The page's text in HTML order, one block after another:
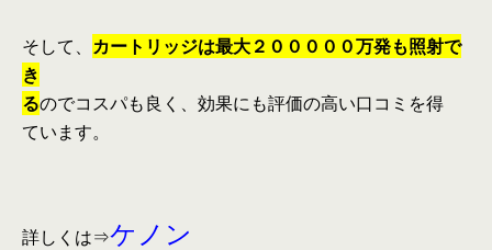
そして、 カートリッジは最大２０００００万発も照射で
き
るのでコスパも良く、効果にも評価の高い口コミを得
ています。
詳しくは⇒ケノン